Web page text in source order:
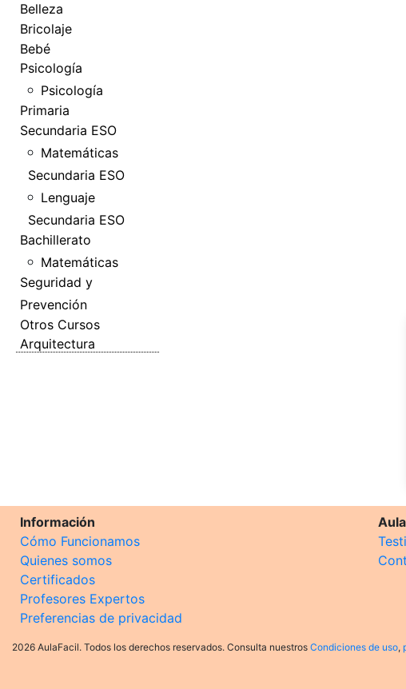
Belleza
Bricolaje
Bebé
Psicología
Psicología
Primaria
Secundaria ESO
Matemáticas
Secundaria ESO
Lenguaje
Secundaria ESO
Bachillerato
Matemáticas
Seguridad y
Prevención
Otros Cursos
Arquitectura
Información
Cómo Funcionamos
Quienes somos
Certificados
Profesores Expertos
Preferencias de privacidad
2026 AulaFacil. Todos los derechos reservados. Consulta nuestros Condiciones de uso,